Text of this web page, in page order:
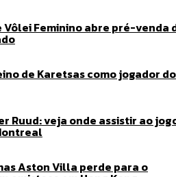
Vôlei Feminino abre pré-venda
de Karetsas como jogador do
Ruud: veja onde assistir ao
Aston Villa perde para o